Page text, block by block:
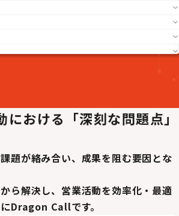
における 「深刻な問題点」
題が絡み合い、成果を阻む要因とな
ら解決し、営業活動を効率化・最適
Dragon Callです。